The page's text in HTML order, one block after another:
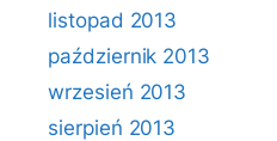
listopad 2013
październik 2013
wrzesień 2013
sierpień 2013